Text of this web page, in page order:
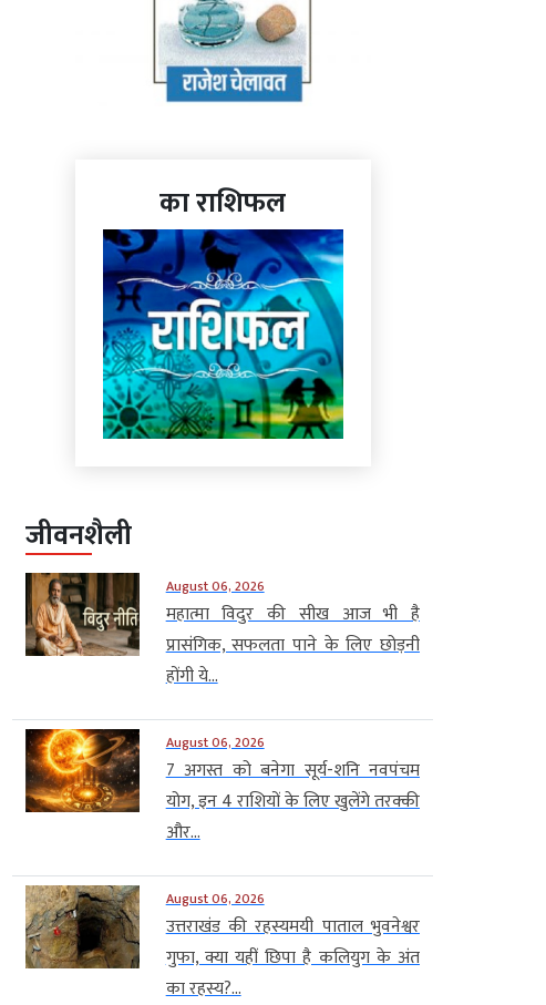
का राशिफल
जीवनशैली
August 06, 2026
महात्मा विदुर की सीख आज भी है
प्रासंगिक, सफलता पाने के लिए छोड़नी
होंगी ये...
August 06, 2026
7 अगस्त को बनेगा सूर्य-शनि नवपंचम
योग, इन 4 राशियों के लिए खुलेंगे तरक्की
और...
August 06, 2026
उत्तराखंड की रहस्यमयी पाताल भुवनेश्वर
गुफा, क्या यहीं छिपा है कलियुग के अंत
का रहस्य?...